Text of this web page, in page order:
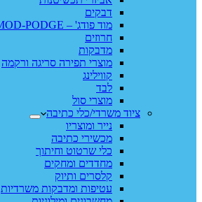
דבקים
מוד פודג' – MOD-PODGE
חרוזים
מדבקות
מוצרי תפירה סריגה ורקמה
קווילינג
לבד
מוצרי סול
ציוד משרדי/כלי כתיבה
נייר ומוצריו
מכשירי כתיבה
כלי שרטוט וחיתוך
מחדדים ומחקים
קלסרים ותיוק
עטיפות ומדבקות משרדיות